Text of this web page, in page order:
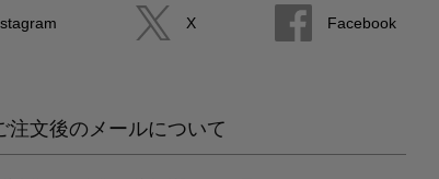
X Facebook
注文後のメールについて